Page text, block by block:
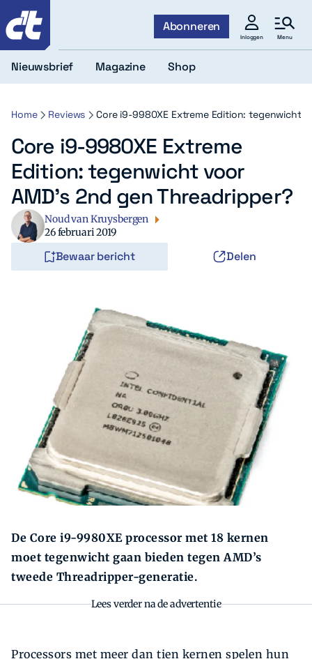
Abonneren
Inloggen Menu
Zoeken
Nieuwsbrief Magazine Shop
Home Reviews Core i9-9980XE Extreme Edition: tegenwicht
Core i9-9980XE Extreme
Edition: tegenwicht voor
AMD’s 2nd gen Threadripper?
Noud van Kruysbergen
26 februari 2019
Bewaar bericht Delen
De Core i9-9980XE processor met 18 kernen
moet tegenwicht gaan bieden tegen AMD’s
tweede Threadripper-generatie.
Lees verder na de advertentie
Processors met meer dan tien kernen spelen hun